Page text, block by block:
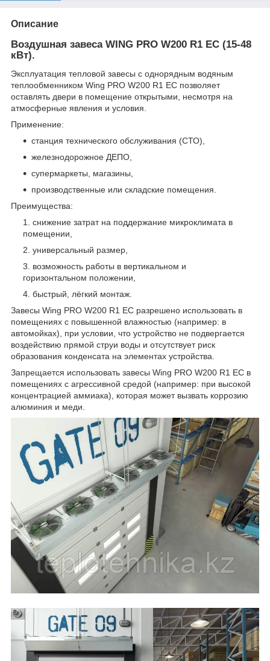
Описание
Воздушная завеса WING PRO W200 R1 EC (15-48
кВт).
Эксплуатация тепловой завесы с однорядным водяным
теплообменником Wing PRO W200 R1 EC позволяет
оставлять двери в помещение открытыми, несмотря на
атмосферные явления и условия.
Применение:
станция технического обслуживания (СТО),
железнодорожное ДЕПО,
супермаркеты, магазины,
производственные или складские помещения.
Преимущества:
снижение затрат на поддержание микроклимата в
помещении,
универсальный размер,
возможность работы в вертикальном и
горизонтальном положении,
быстрый, лёгкий монтаж.
Завесы Wing PRO W200 R1 EC разрешено использовать в
помещениях с повышенной влажностью (например: в
автомойках), при условии, что устройство не подвергается
воздействию прямой струи воды и отсутствует риск
образования конденсата на элементах устройства.
Запрещается использовать завесы Wing PRO W200 R1 EC в
помещениях с агрессивной средой (например: при высокой
концентрацией аммиака), которая может вызвать коррозию
алюминия и меди.